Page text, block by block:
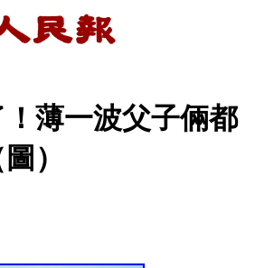
薄一波父子倆都
）